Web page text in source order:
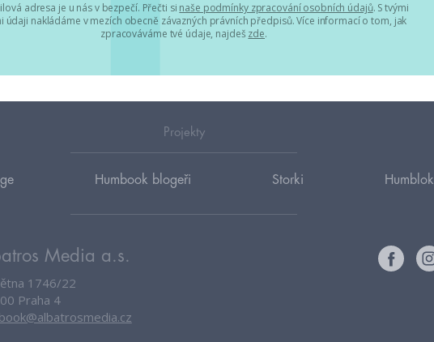
adresa je u nás v bezpečí. Přečti si naše podmínky zpracování osobních údajů. S tvými
údaji nakládáme v mezích obecně závazných právních předpisů. Více informací o tom, jak
zpracováváme tvé údaje, najdeš zde.
Projekty
Humbook blogeři Storki Humblok
Media a.s.
1746/22
Praha 4